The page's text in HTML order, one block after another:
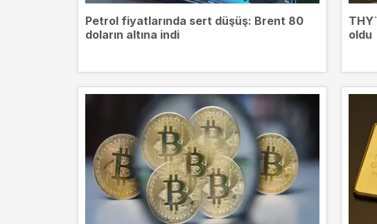
Petrol fiyatlarında sert düşüş: Brent 80
doların altına indi
oldu